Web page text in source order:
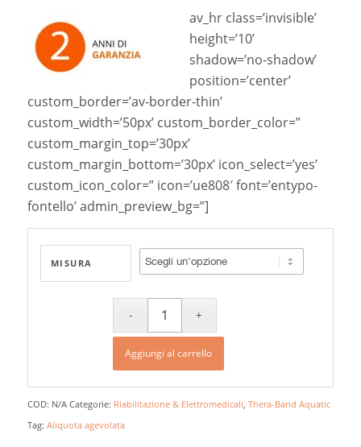
14,00 €
17,00 €
av_hr class=’invisible’
height=’10’
shadow=’no-shadow’
position=’center’
custom_border=’av-border-thin’
custom_width=’50px’ custom_border_color=”
custom_margin_top=’30px’
custom_margin_bottom=’30px’ icon_select=’yes’
custom_icon_color=” icon=’ue808′ font=’entypo-
fontello’ admin_preview_bg=”]
MISURA
Aggiungi al carrello
COD: N/A Categorie: Riabilitazione & Elettromedicali Thera-Band Aquatic
Tag: Aliquota agevolata